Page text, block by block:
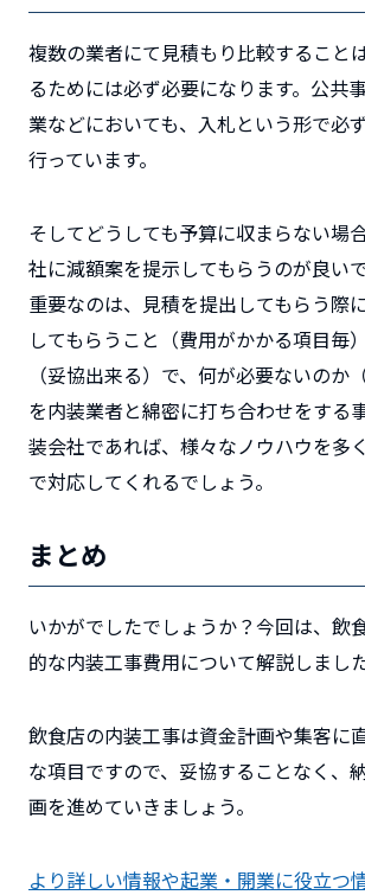
複数の業者にて見積もり比較すること
るためには必ず必要になります。公共
業などにおいても、入札という形で必
行っています。
そしてどうしても予算に収まらない場
社に減額案を提示してもらうのが良い
重要なのは、見積を提出してもらう際
してもらうこと（費用がかかる項目毎
（妥協出来る）で、何が必要ないのか
を内装業者と綿密に打ち合わせをする
装会社であれば、様々なノウハウを多
で対応してくれるでしょう。
まとめ
いかがでしたでしょうか？今回は、飲
的な内装工事費用について解説しました
飲食店の内装工事は資金計画や集客に
な項目ですので、妥協することなく、
画を進めていきましょう。
より詳しい情報や起業・開業に役立つ